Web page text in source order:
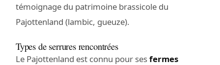
témoignage du patrimoine brassicole du
Pajottenland (lambic, gueuze).
Types de serrures rencontrées
Le Pajottenland est connu pour sesfermes